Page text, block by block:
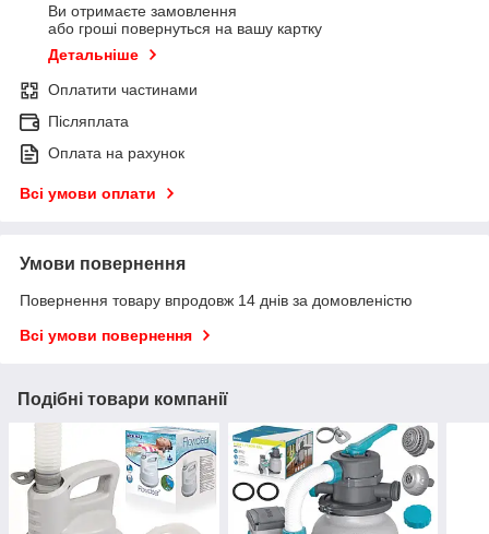
Ви отримаєте замовлення
або гроші повернуться на вашу картку
Детальніше
Оплатити частинами
Післяплата
Оплата на рахунок
Всі умови оплати
Умови повернення
Повернення товару впродовж 14 днів за домовленістю
Всі умови повернення
Подібні товари компанії